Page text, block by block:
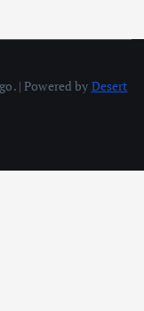
| Powered by Desert